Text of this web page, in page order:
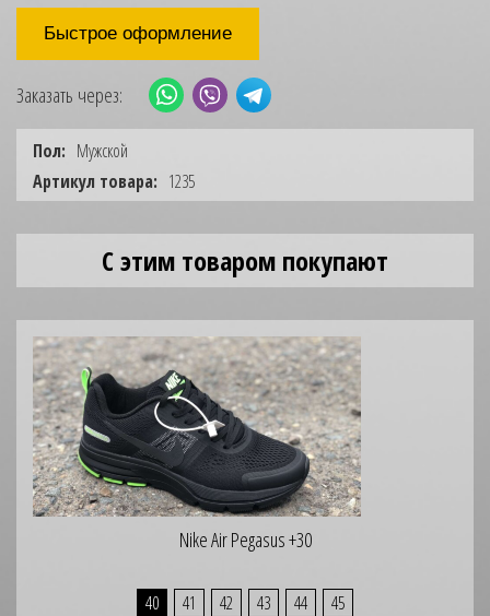
Быстрое оформление
Заказать через:
Пол: Мужской
Артикул товара: 1235
С этим товаром покупают
Nike Air Pegasus +30
40 41 42 43 44 45